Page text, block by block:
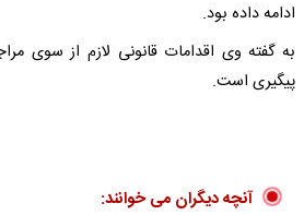
ادامه داده بود.
به گفته وی اقدامات قانونی لازم از سوی
پیگیری است.
آنچه دیگران می خوانند: